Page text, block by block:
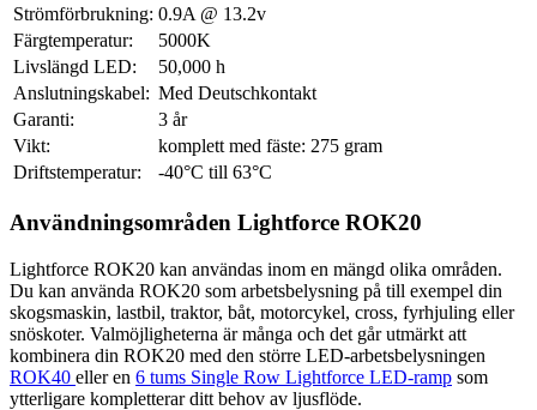
Strömförbrukning: 0.9A @ 13.2v
Färgtemperatur:
5000K
Livslängd LED:
50,000 h
Anslutningskabel: Med Deutschkontakt
Garanti:
3 år
Vikt:
komplett med fäste: 275 gram
Driftstemperatur:
-40°C till 63°C
Användningsområden Lightforce ROK20
Lightforce ROK20 kan användas inom en mängd olika områden.
Du kan använda ROK20 som arbetsbelysning på till exempel din
skogsmaskin, lastbil, traktor, båt, motorcykel, cross, fyrhjuling eller
snöskoter. Valmöjligheterna är många och det går utmärkt att
kombinera din ROK20 med den större LED-arbetsbelysningen
ROK40 eller en 6 tums Single Row Lightforce LED-ramp som
ytterligare kompletterar ditt behov av ljusflöde.